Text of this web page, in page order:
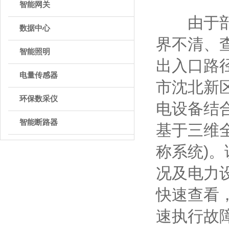
智能网关
数据中心
智能照明
电量传感器
环保数采仪
智能断路器
由于部
界不清、
出入口路
市沈北新
电设备结
基于三维
称系统)
况及电力
快速查看
速执行故